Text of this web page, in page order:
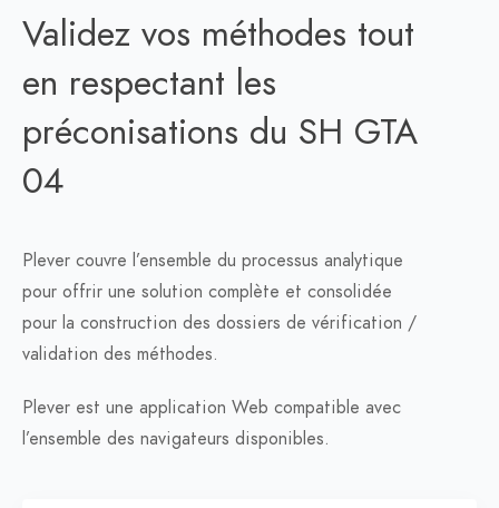
Validez vos méthodes tout
en respectant les
préconisations du SH GTA
04
Plever couvre l’ensemble du processus analytique
pour offrir une solution complète et consolidée
pour la construction des dossiers de vérification /
validation des méthodes.
Plever est une application Web compatible avec
l’ensemble des navigateurs disponibles.